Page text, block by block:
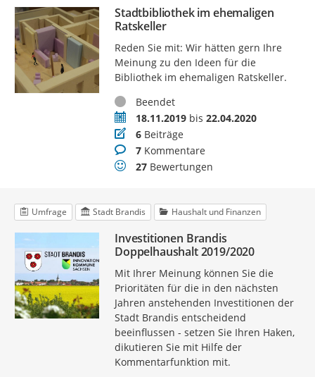
Stadtbibliothek im ehemaligen
Ratskeller
Reden Sie mit: Wir hätten gern Ihre
Meinung zu den Ideen für die
Bibliothek im ehemaligen Ratskeller.
StatusBeendet
Zeitraum18.11.2019bis 22.04.2020
Beiträge
6Beiträge
Kommentare
7Kommentare
Bewertungen
27Bewertungen
Umfrage Stadt Brandis Haushalt und Finanzen
Investitionen Brandis
Doppelhaushalt 2019/2020
Mit Ihrer Meinung können Sie die
Prioritäten für die in den nächsten
Jahren anstehenden Investitionen der
Stadt Brandis entscheidend
beeinflussen - setzen Sie Ihren Haken,
dikutieren Sie mit Hilfe der
Kommentarfunktion mit.